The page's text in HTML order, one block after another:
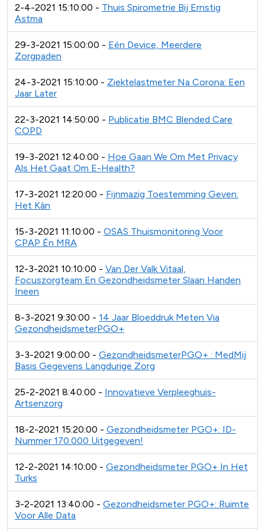
2-4-2021 15:10:00 - Thuis Spirometrie Bij Ernstig
Astma
29-3-2021 15:00:00 - Eén Device, Meerdere
Zorgpaden
24-3-2021 15:10:00 - Ziektelastmeter Na Corona: Een
Jaar Later
22-3-2021 14:50:00 - Publicatie BMC Blended Care
COPD
19-3-2021 12:40:00 - Hoe Gaan We Om Met Privacy
Als Het Gaat Om E-Health?
17-3-2021 12:20:00 - Fijnmazig Toestemming Geven:
Het Kàn
15-3-2021 11:10:00 - OSAS Thuismonitoring Voor
CPAP Én MRA
12-3-2021 10:10:00 - Van Der Valk Vitaal,
Focuszorgteam En Gezondheidsmeter Slaan Handen
Ineen
8-3-2021 9:30:00 - 14 Jaar Bloeddruk Meten Via
GezondheidsmeterPGO+
3-3-2021 9:00:00 - GezondheidsmeterPGO+ : MedMij
Basis Gegevens Langdurige Zorg
25-2-2021 8:40:00 - Innovatieve Verpleeghuis-
Artsenzorg
18-2-2021 15:20:00 - Gezondheidsmeter PGO+: ID-
Nummer 170.000 Uitgegeven!
12-2-2021 14:10:00 - Gezondheidsmeter PGO+ In Het
Turks
3-2-2021 13:40:00 - Gezondheidsmeter PGO+: Ruimte
Voor Alle Data